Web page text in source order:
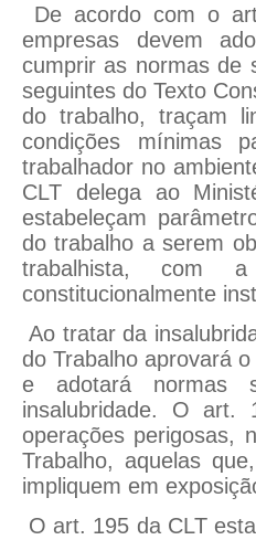
De acordo com o
empresas devem
cumprir as normas de
seguintes do Texto
do trabalho, traçam
condições mínimas
trabalhador no
CLT delega ao
estabeleçam
do trabalho a serem
trabalhista, com
constitucionalmente
Ao tratar da
do Trabalho aprovará
e adotará normas
insalubridade. O art.
operações perigosas,
Trabalho, aquelas
impliquem em
O art. 195 da CLT